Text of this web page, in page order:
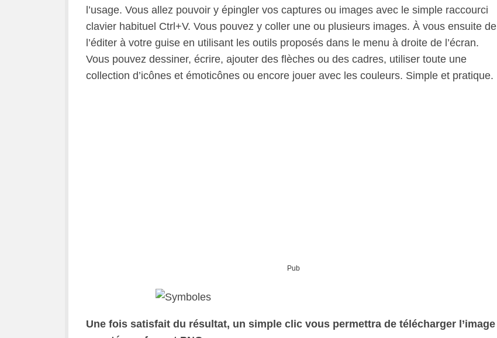
l’usage. Vous allez pouvoir y épingler vos captures ou images avec le simple raccourci
clavier habituel Ctrl+V. Vous pouvez y coller une ou plusieurs images. À vous ensuite de
l’éditer à votre guise en utilisant les outils proposés dans le menu à droite de l’écran.
Vous pouvez dessiner, écrire, ajouter des flèches ou des cadres, utiliser toute une
collection d’icônes et émoticônes ou encore jouer avec les couleurs. Simple et pratique.
Pub
Une fois satisfait du résultat, un simple clic vous permettra de télécharger l’image